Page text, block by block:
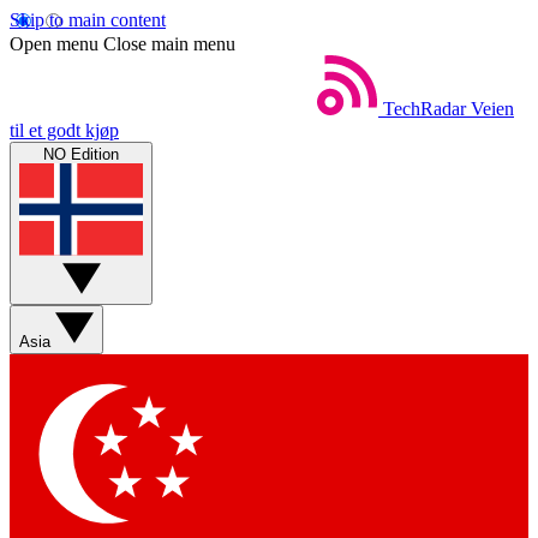
Skip to main content
Open menu Close main menu
TechRadar Veien
til et godt kjøp
NO Edition
Asia